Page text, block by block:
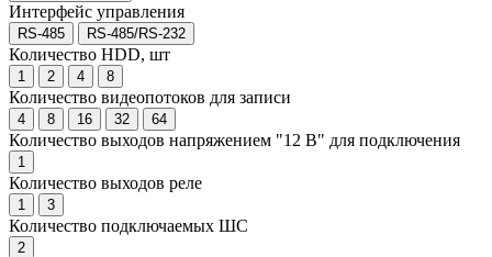
Интерфейс управления
RS-485 RS-485/RS-232
Количество HDD, шт
1 2 4 8
Количество видеопотоков для записи
4 8 16 32 64
Количество выходов напряжением "12 В" для подключения
1
Количество выходов реле
1 3
Количество подключаемых ШС
2